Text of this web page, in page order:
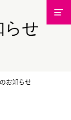
らせ
お知らせ